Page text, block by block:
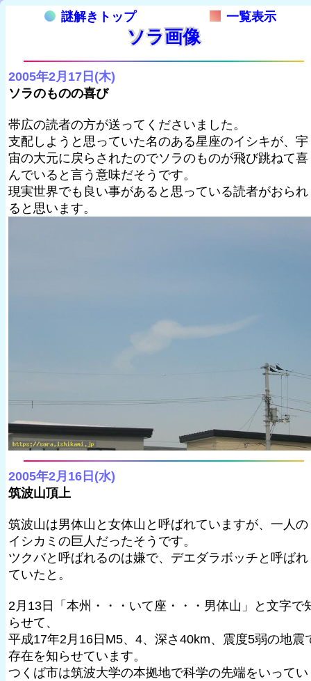
謎解きトップ 一覧表示
ソラ画像
2005年2月17日(木)
ソラのものの喜び
帯広の読者の方が送ってくださいました。
支配しようと思っていた名のある星座のイシキが、宇
宙の大元に戻らされたのでソラのものが飛び跳ねて喜
んでいると言う意味だそうです。
現実世界でも良い事があると思っている読者がおられ
ると思います。
2005年2月16日(水)
筑波山頂上
筑波山は男体山と女体山と呼ばれていますが、一人の
イシカミの巨人だったそうです。
ツクバと呼ばれるのは嫌で、デエダラボッチと呼ばれ
ていたと。
2月13日「本州・・・いて座・・・男体山」と文字で
らせて、
平成17年2月16日M5、4、深さ40km、震度5弱の地震
存在を知らせています。
つくば市は筑波大学の本拠地で科学の先端をいってい